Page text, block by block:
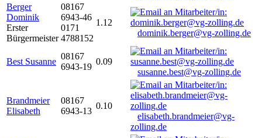
Berger
Dominik
Erster
Bürgermeister
08167
6943-46
0171
4788152
1.12
dominik.berger@vg-zolling.de
Best Susanne
08167
6943-19
0.09
susanne.best@vg-zolling.de
Brandmeier
Elisabeth
08167
6943-13
0.10
elisabeth.brandmeier@vg-
zolling.de